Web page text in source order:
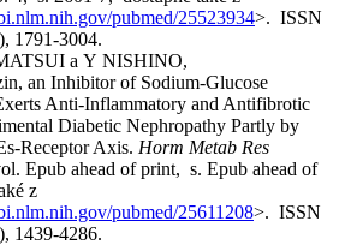
pubmed/25523934>. ISSN
1791-3004.
a Y NISHINO,
an Inhibitor of Sodium-Glucose
Anti-Inflammatory and Antifibrotic
Diabetic Nephropathy Partly by
Receptor Axis. Horm Metab Res
Epub ahead of print, s. Epub ahead of
z
pubmed/25611208>. ISSN
1439-4286.